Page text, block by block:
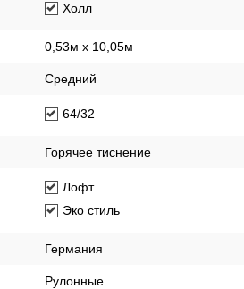
Холл
0,53м x 10,05м
Средний
64/32
Горячее тиснение
Лофт
Эко стиль
Германия
Рулонные